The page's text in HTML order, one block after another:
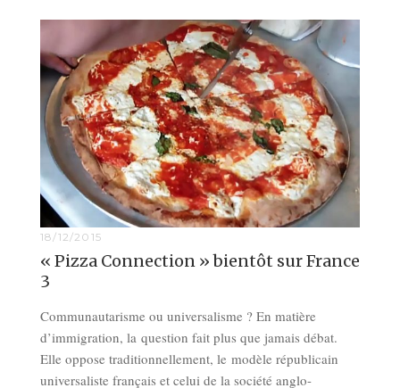
18/12/2015
« Pizza Connection » bientôt sur France
3
Communautarisme ou universalisme ? En matière
d’immigration, la question fait plus que jamais débat.
Elle oppose traditionnellement, le modèle républicain
universaliste français et celui de la société anglo-